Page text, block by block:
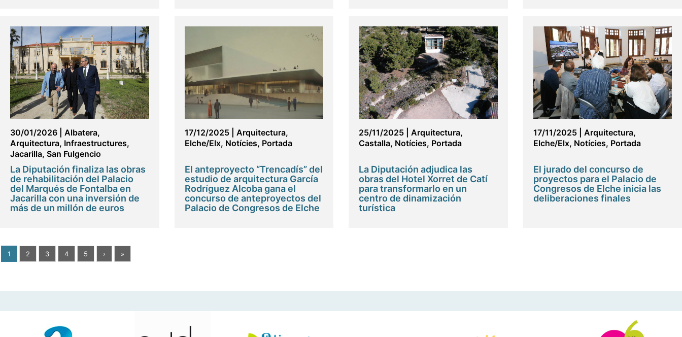
30/01/2026 Albatera,
Arquitectura, Infraestructures,
Jacarilla, San Fulgencio
La Diputación finaliza las obras
de rehabilitación del Palacio
del Marqués de Fontalba en
Jacarilla con una inversión de
más de un millón de euros
17/12/2025| Arquitectura,
Elche/Elx, Notícies, Portada
El anteproyecto “Trencadís” del
estudio de arquitectura García
Rodríguez Alcoba gana el
concurso de anteproyectos del
Palacio de Congresos de Elche
25/11/2025 Arquitectura,
Castalla, Notícies, Portada
La Diputación adjudica las
obras del Hotel Xorret de Catí
para transformarlo en un
centro de dinamización
turística
17/11/2025| Arquitectura,
Elche/Elx, Notícies, Portada
El jurado del concurso de
proyectos para el Palacio de
Congresos de Elche inicia las
deliberaciones finales
1 2 3 4 5 › »